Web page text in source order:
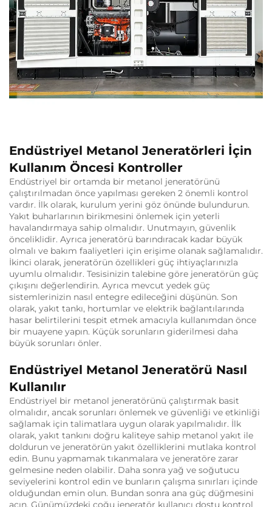
Endüstriyel Metanol Jeneratörleri İçin
Kullanım Öncesi Kontroller
Endüstriyel bir ortamda bir metanol jeneratörünü
çalıştırılmadan önce yapılması gereken 2 önemli kontrol
vardır. İlk olarak, kurulum yerini göz önünde bulundurun.
Yakıt buharlarının birikmesini önlemek için yeterli
havalandırmaya sahip olmalıdır. Unutmayın, güvenlik
önceliklidir. Ayrıca jeneratörü barındıracak kadar büyük
olmalı ve bakım faaliyetleri için erişime olanak sağlamalıdır.
İkinci olarak, jeneratörün özellikleri güç ihtiyaçlarınızla
uyumlu olmalıdır. Tesisinizin talebine göre jeneratörün güç
çıkışını değerlendirin. Ayrıca mevcut yedek güç
sistemlerinizin nasıl entegre edileceğini düşünün. Son
olarak, yakıt tankı, hortumlar ve elektrik bağlantılarında
hasar belirtilerini tespit etmek amacıyla kullanımdan önce
bir muayene yapın. Küçük sorunların giderilmesi daha
büyük sorunları önler.
Endüstriyel Metanol Jeneratörü Nasıl
Kullanılır
Endüstriyel bir metanol jeneratörünü çalıştırmak basit
olmalıdır, ancak sorunları önlemek ve güvenliği ve etkinliği
sağlamak için talimatlara uygun olarak yapılmalıdır. İlk
olarak, yakıt tankını doğru kaliteye sahip metanol yakıt ile
doldurun ve jeneratörün yakıt özelliklerini mutlaka kontrol
edin. Bunu yapmamak tıkanmalara ve jeneratöre zarar
gelmesine neden olabilir. Daha sonra yağ ve soğutucu
seviyelerini kontrol edin ve bunların çalışma sınırları içinde
olduğundan emin olun. Bundan sonra ana güç düğmesini
açın. Günümüzdeki çoğu jeneratör kullanıcı dostu kontrol